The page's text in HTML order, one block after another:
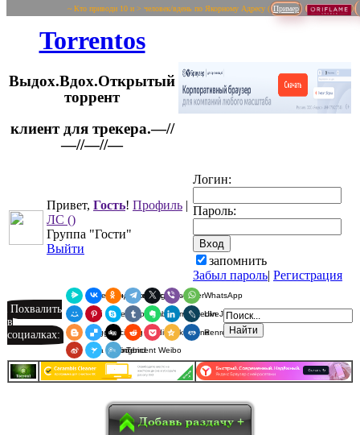
~ Кто приводи 10 и > человек/вдень по Якорному Адресу ( Пример
Torrentos
Выдох.Вдох.Открытый
торрент
Привет, Гость! Профиль |
ЛС ()
Группа "Гости"
Выйти
Логин:
Пароль:
запомнить
Забыл пароль| Регистрация
Похвалить
в
социалках:
Я.Мессенджер
ВКонтакте
Одноклассники
Telegram
X ViberWhatsApp
Мой МирPinterest
SkypeTumblrEvernoteLinkedInLiveJournal
BloggerDelicious
Digg redditPocketQzoneRenren
Sina Weibo
SurfingbirdTencent Weibo